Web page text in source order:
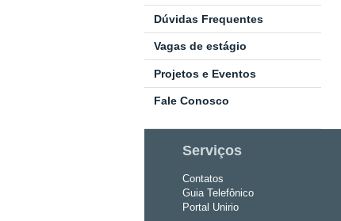
Dúvidas Frequentes
Vagas de estágio
Projetos e Eventos
Fale Conosco
Serviços
Contatos
Guia Telefônico
Portal Unirio